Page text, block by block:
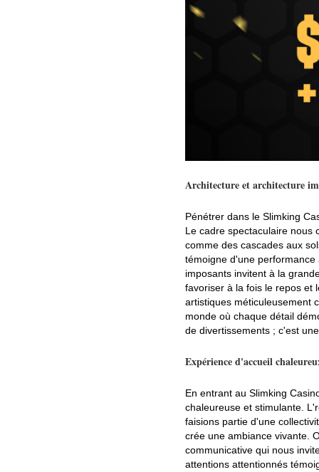
Architecture et architecture
Pénétrer dans le Slimking
Le cadre spectaculaire nous
comme des cascades aux
témoigne d'une
imposants invitent à la
favoriser à la fois le repos et
artistiques méticuleusement
monde où chaque détail
de divertissements ; c'est
Expérience d'accueil
En entrant au Slimking
chaleureuse et stimulante.
faisions partie d'une
crée une ambiance vivante.
communicative qui nous
attentions attentionnés